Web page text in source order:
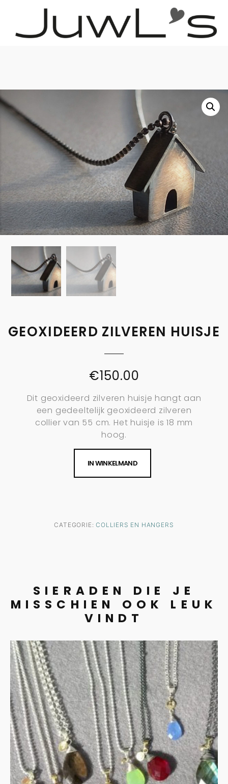
GEOXIDEERD ZILVEREN HUISJE
€150.00
Dit geoxideerd zilveren huisje hangt aan
een gedeeltelijk geoxideerd zilveren
collier van 55 cm. Het huisje is 18 mm
hoog.
IN WINKELMAND
CATEGORIE:COLLIERS EN HANGERS
SIERADEN DIE JE
MISSCHIEN OOK LEUK
VINDT
Collier met peervormige
edelsteen
€135.00